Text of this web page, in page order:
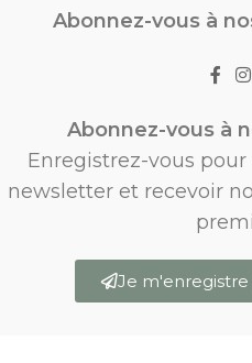
Abonnez-vous à
Abonnez-vous à
Enregistrez-vous
newsletter et recevoir
Je